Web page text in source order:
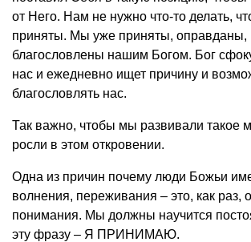
от Него. Нам не нужно что-то делать,
приняты. Мы уже приняты, оправданы,
благословлены нашим Богом. Бог
нас и ежедневно ищет причину и
благословлять нас.
Так важно, чтобы мы развивали такое
росли в этом откровении.
Одна из причин почему люди Божьи
волнения, переживания – это, как раз,
понимания. Мы должны научится
эту фразу – Я ПРИНИМАЮ.